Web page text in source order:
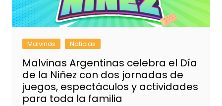
Malvinas Noticias
Malvinas Argentinas celebra el Día
de la Niñez con dos jornadas de
juegos, espectáculos y actividades
para toda la familia